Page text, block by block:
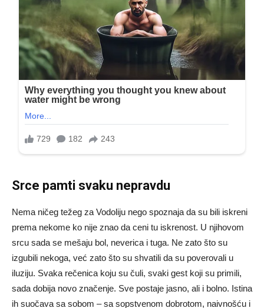
Srce pamti svaku nepravdu
Nema ničeg težeg za Vodoliju nego spoznaja da su bili iskreni
prema nekome ko nije znao da ceni tu iskrenost. U njihovom
srcu sada se mešaju bol, neverica i tuga. Ne zato što su
izgubili nekoga, već zato što su shvatili da su poverovali u
iluziju. Svaka rečenica koju su čuli, svaki gest koji su primili,
sada dobija novo značenje. Sve postaje jasno, ali i bolno. Istina
ih suočava sa sobom – sa sopstvenom dobrotom, naivnošću i